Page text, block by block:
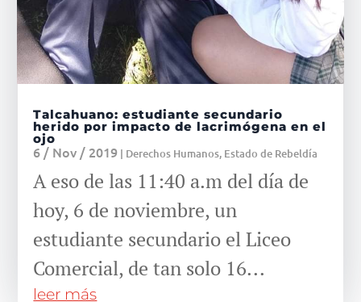
Talcahuano: estudiante secundario
herido por impacto de lacrimógena en el
ojo
6 / Nov / 2019 | Derechos Humanos, Estado de Rebeldía
A eso de las 11:40 a.m del día de
hoy, 6 de noviembre, un
estudiante secundario el Liceo
Comercial, de tan solo 16...
leer más